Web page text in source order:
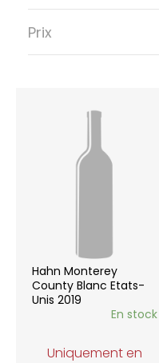
Hahn Monterey
County Blanc Etats-
Unis 2019
En stock
Uniquement en
Prix